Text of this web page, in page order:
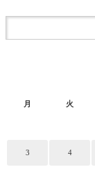
月 火
3 4